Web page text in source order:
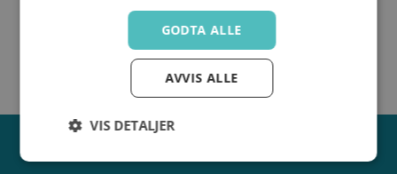
GODTA ALLE
AVVIS ALLE
VIS DETALJER
Strengt
Ytelse Målretting